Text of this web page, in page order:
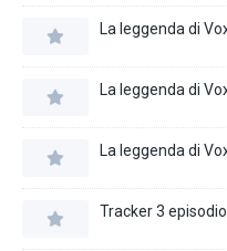
La leggenda di
La leggenda di
La leggenda di
Tracker 3